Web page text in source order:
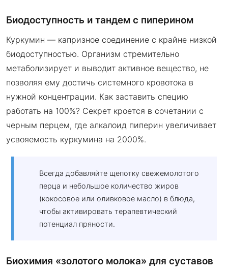
Биодоступность и тандем с пиперином
Куркумин — капризное соединение с крайне низкой
биодоступностью. Организм стремительно
метаболизирует и выводит активное вещество, не
позволяя ему достичь системного кровотока в
нужной концентрации. Как заставить специю
работать на 100%? Секрет кроется в сочетании с
черным перцем, где алкалоид пиперин увеличивает
усвояемость куркумина на 2000%.
Всегда добавляйте щепотку свежемолотого
перца и небольшое количество жиров
(кокосовое или оливковое масло) в блюда,
чтобы активировать терапевтический
потенциал пряности.
Биохимия «золотого молока» для суставов